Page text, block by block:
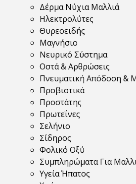
Δέρμα Νύχια Μαλλιά
Ηλεκτρολύτες
Θυρεοειδής
Μαγνήσιο
Νευρικό Σύστημα
Οστά & Αρθρώσεις
Πνευματική Απόδοση &
Προβιοτικά
Προστάτης
Πρωτεΐνες
Σελήνιο
Σίδηρος
Φολικό Οξύ
Συμπληρώματα Για
Υγεία Ήπατος